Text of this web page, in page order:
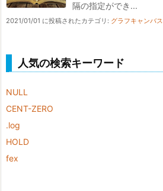
隔の指定ができ...
2021/01/01 に投稿されたカテゴリ: グラフキャンバス
人気の検索キーワード
NULL
CENT-ZERO
.log
HOLD
fex